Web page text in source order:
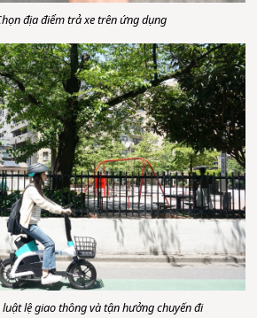
địa điểm trả xe trên ứng dụng
luật lệ giao thông và tận hưởng chuyến đi